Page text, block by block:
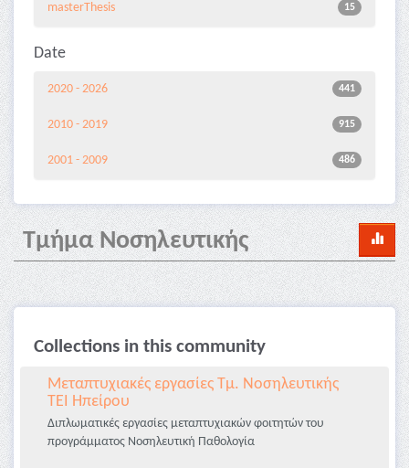
15
masterThesis
Date
441
2020 - 2026
915
2010 - 2019
486
2001 - 2009
Τμήμα Νοσηλευτικής
Collections in this community
Μεταπτυχιακές εργασίες Τμ. Νοσηλευτικής
ΤΕΙ Ηπείρου
Διπλωματικές εργασίες μεταπτυχιακών φοιτητών του
προγράμματος Νοσηλευτική Παθολογία